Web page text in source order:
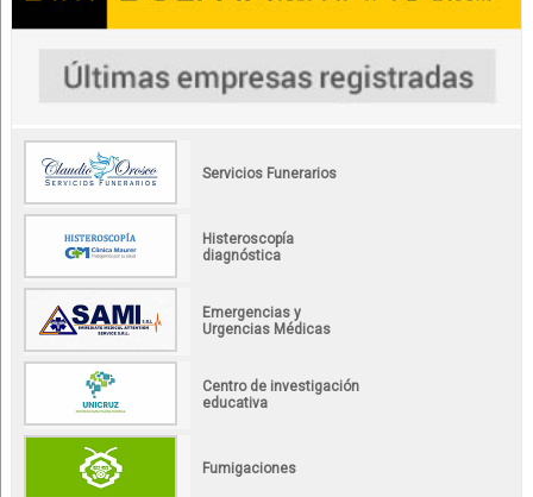
Servicios Funerarios
Histeroscopía
diagnóstica
Emergencias y
Urgencias Médicas
Centro de investigación
educativa
Fumigaciones